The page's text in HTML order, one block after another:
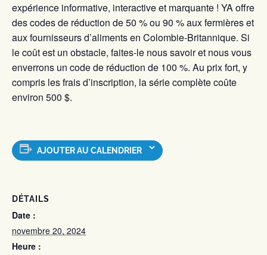
expérience informative, interactive et marquante ! YA offre
des codes de réduction de 50 % ou 90 % aux fermières et
aux fournisseurs d’aliments en Colombie-Britannique. Si
le coût est un obstacle, faites-le nous savoir et nous vous
enverrons un code de réduction de 100 %. Au prix fort, y
compris les frais d’inscription, la série complète coûte
environ 500 $.
AJOUTER AU CALENDRIER
DÉTAILS
Date :
novembre 20, 2024
Heure :